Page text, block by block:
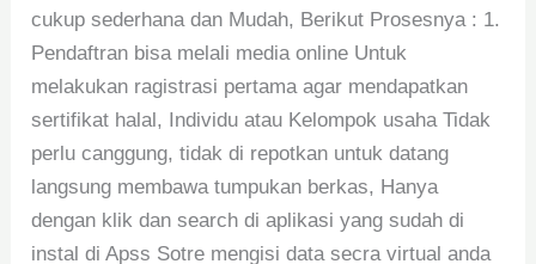
cukup sederhana dan Mudah, Berikut Prosesnya : 1.
Pendaftran bisa melali media online Untuk
melakukan ragistrasi pertama agar mendapatkan
sertifikat halal, Individu atau Kelompok usaha Tidak
perlu canggung, tidak di repotkan untuk datang
langsung membawa tumpukan berkas, Hanya
dengan klik dan search di aplikasi yang sudah di
instal di Apss Sotre mengisi data secra virtual anda